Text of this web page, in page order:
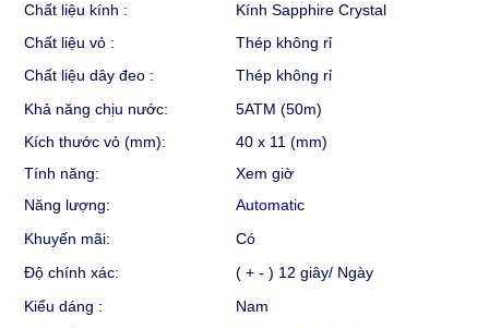
Chất liệu kính :
Kính Sapphire Crystal
Chất liệu vỏ :
Thép không rỉ
Chất liệu dây đeo :
Thép không rỉ
Khả năng chịu nước:
5ATM (50m)
Kích thước vỏ (mm):
40 x 11 (mm)
Tính năng:
Xem giờ
Năng lượng:
Automatic
Khuyến mãi:
Có
Độ chính xác:
( + - ) 12 giây/ Ngày
Kiểu dáng :
Nam